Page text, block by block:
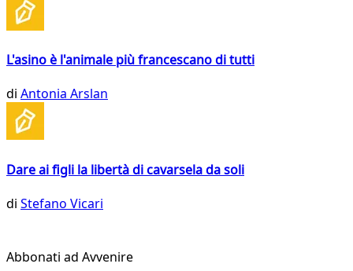
L'asino è l'animale più francescano di tutti
di Antonia Arslan
Dare ai figli la libertà di cavarsela da soli
di Stefano Vicari
Abbonati ad Avvenire